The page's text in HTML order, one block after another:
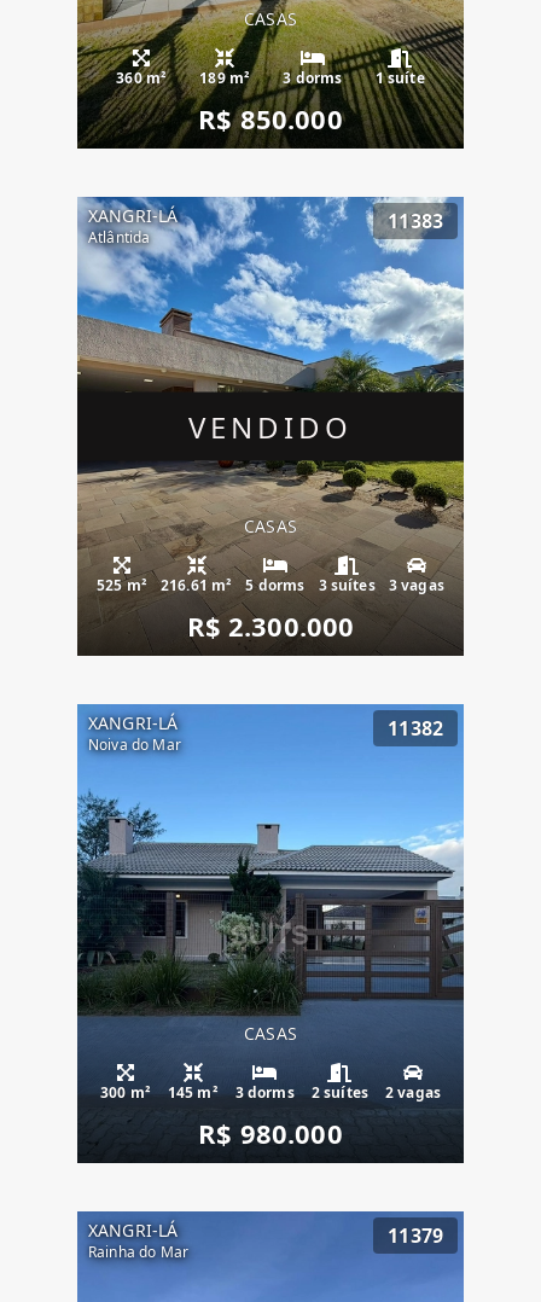
CASAS
360 m² 189 m² 3 dorms 1 suíte
R$ 850.000
VENDIDO
XANGRI-LÁ
Atlântida
11383
CASAS
525 m² 216.61 m² 5 dorms 3 suítes 3 vagas
R$ 2.300.000
XANGRI-LÁ
Noiva do Mar
11382
CASAS
300 m² 145 m² 3 dorms 2 suítes 2 vagas
R$ 980.000
XANGRI-LÁ
Rainha do Mar
11379